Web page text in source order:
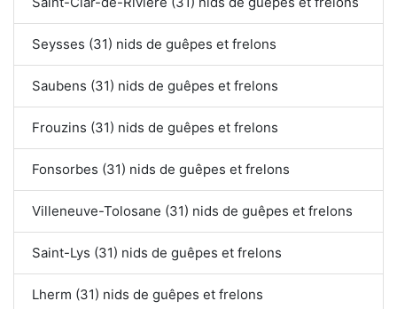
Seysses (31) nids de guêpes et frelons
Saubens (31) nids de guêpes et frelons
Frouzins (31) nids de guêpes et frelons
Fonsorbes (31) nids de guêpes et frelons
Villeneuve-Tolosane (31) nids de guêpes et frelons
Saint-Lys (31) nids de guêpes et frelons
Lherm (31) nids de guêpes et frelons